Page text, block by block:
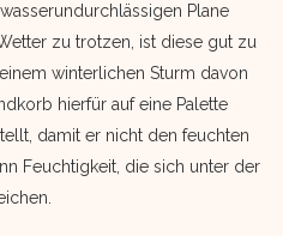
Plane
zu trotzen, ist diese gut zu
winterlichen Sturm davon
hierfür auf eine Palette
damit er nicht den feuchten
Feuchtigkeit, die sich unter der